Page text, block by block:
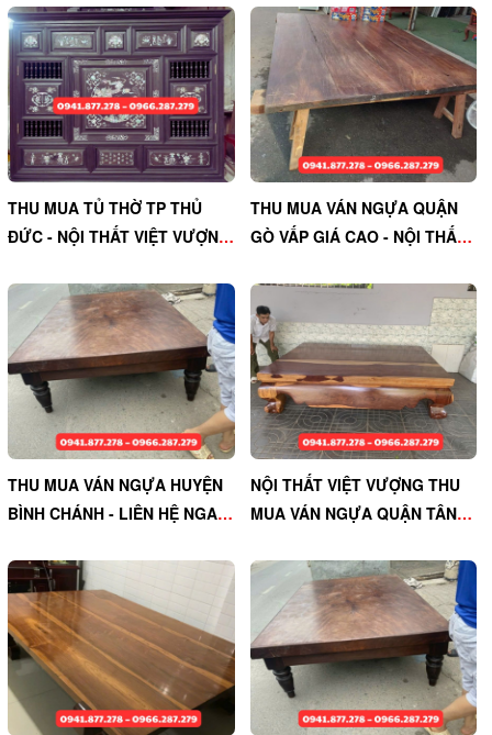
THU MUA TỦ THỜ TP THỦ
ĐỨC - NỘI THẤT VIỆT VƯỢNG
THU MUA VÁN NGỰA QUẬN
GÒ VẤP GIÁ CAO - NỘI THẤT
THU MUA VÁN NGỰA HUYỆN
BÌNH CHÁNH - LIÊN HỆ NGAY
NỘI THẤT VIỆT VƯỢNG THU
MUA VÁN NGỰA QUẬN TÂN
NHANH